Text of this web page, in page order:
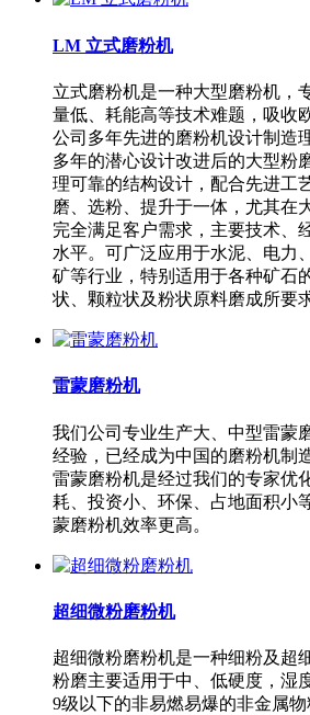
LM 立式磨粉机
立式磨粉机是一种大型磨粉机，
量低、耗能高等技术难题，吸收
公司多年先进的磨粉机设计制造
多年的潜心设计改进后的大型粉
理可靠的结构设计，配合先进工
磨、选粉、提升于一体，尤其在
完全满足客户需求，主要技术、
水平。可广泛应用于水泥、电力
矿等行业，特别适用于各种矿石
状、颗粒状及粉状原料磨成所要
雷蒙磨粉机
我们公司专业生产大、中型雷蒙
经验，已经成为中国的磨粉机制
雷蒙磨粉机是经过我们的专家优
耗、投资小、环保、占地面积小
蒙磨粉机效率更高。
超细微粉磨粉机
超细微粉磨粉机是一种细粉及超
粉磨主要适用于中、低硬度，湿
9级以下的非易燃易爆的非金属